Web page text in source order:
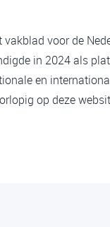
voor de
in 2024 als
en
op deze